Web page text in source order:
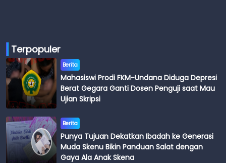
Terpopuler
Berita
Mahasiswi Prodi FKM-Undana Diduga Depresi
Berat Gegara Ganti Dosen Penguji saat Mau
Ujian Skripsi
Berita
Punya Tujuan Dekatkan Ibadah ke Generasi
Muda Skenu Bikin Panduan Salat dengan
Gaya Ala Anak Skena